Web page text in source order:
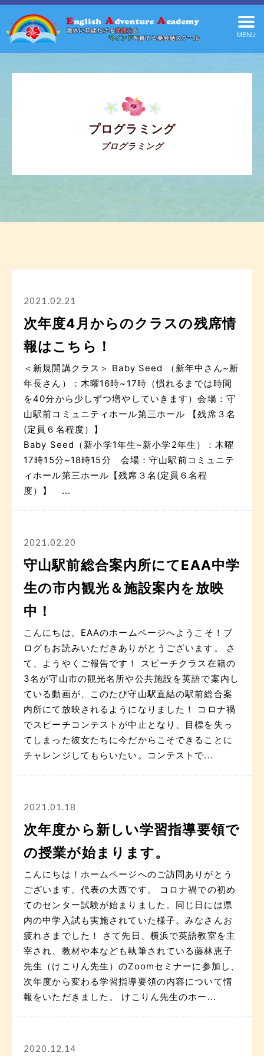
MENU
プログラミング
2021.02.21
次年度4月からのクラスの残席情
報はこちら！
＜新規開講クラス＞ Baby Seed （新年中さん~新
年長さん）：木曜16時~17時（慣れるまでは時間
を40分から少しずつ増やしていきます）会場：守
山駅前コミュニティホール第三ホール 【残席３名
(定員６名程度）】
Baby Seed（新小学1年生~新小学2年生）：木曜
17時15分~18時15分 会場：守山駅前コミュニテ
ィホール第三ホール【残席３名(定員６名程
度）】 ...
2021.02.20
守山駅前総合案内所にてEAA中学
生の市内観光＆施設案内を放映
中！
こんにちは。EAAのホームページへようこそ！ブ
ログもお読みいただきありがとうございます。 さ
て、ようやくご報告です！ スピーチクラス在籍の
3名が守山市の観光名所や公共施設を英語で案内し
ている動画が、このたび守山駅直結の駅前総合案
内所にて放映されるようになりました！ コロナ禍
でスピーチコンテストが中止となり、目標を失っ
てしまった彼女たちに今だからこそできることに
チャレンジしてもらいたい。コンテストで...
2021.01.18
次年度から新しい学習指導要領で
の授業が始まります。
こんにちは！ホームページへのご訪問ありがとう
ございます。代表の大西です。 コロナ禍での初め
てのセンター試験が始まりました。同じ日には県
内の中学入試も実施されていた様子。みなさんお
疲れさまでした！ さて先日、横浜で英語教室を主
宰され、教材や本なども執筆されている藤林恵子
先生（けこりん先生）のZoomセミナーに参加し、
次年度から変わる学習指導要領の内容について情
報をいただきました。 けこりん先生のホー...
2020.12.14